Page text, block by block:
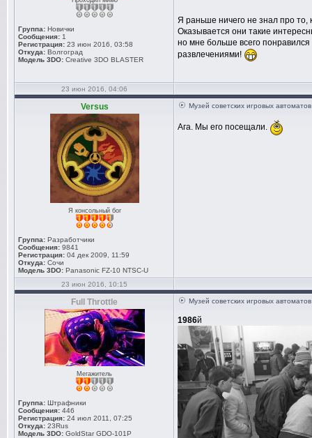
Группа: Новички
Сообщения: 1
Регистрация: 23 июн 2016, 03:58
Откуда: Волгоград
Модель 3DO: Creative 3DO BLASTER
Я раньше ничего не знал про то,
Оказывается они такие
но мне больше всего понравился
развлечениями!
23 июн 2016, 04:06
Versus
Я консольный бог
Группа: Разработчики
Сообщения: 9841
Регистрация: 04 дек 2009, 11:59
Откуда: Сочи
Модель 3DO: Panasonic FZ-10 NTSC-U
Музей советских игровых автоматов
Ага. Мы его посещали.
23 июн 2016, 10:15
Full Throttle
Мегажитель
Группа: Штрафники
Сообщения: 446
Регистрация: 24 июл 2011, 07:25
Откуда: 23Rus
Модель 3DO: GoldStar GDO-101P
Музей советских игровых автоматов
1986й